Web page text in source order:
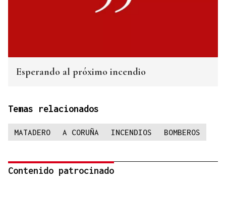
Esperando al próximo incendio
Temas relacionados
MATADERO A CORUÑA INCENDIOS BOMBEROS
Contenido patrocinado